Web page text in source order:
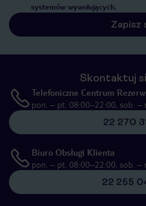
systemów wywołujących.
Zapisz
Skontaktuj
Telefoniczne Centrum
pon. – pt. 08:00–22:00, sob. –
22 270
Biuro Obsługi Klienta
pon. – pt. 08:00–22:00, sob. –
22 255